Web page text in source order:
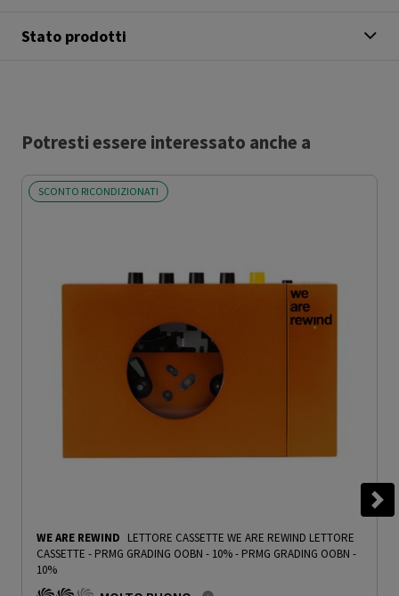
Stato prodotti
Potresti essere interessato anche a
SCONTO RICONDIZIONATI
WE ARE REWIND LETTORE CASSETTE WE ARE REWIND LETTORE
CASSETTE - PRMG GRADING OOBN - 10%- PRMG GRADING OOBN -
10%